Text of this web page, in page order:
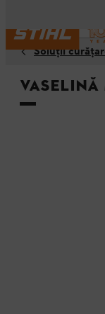
Soluţii